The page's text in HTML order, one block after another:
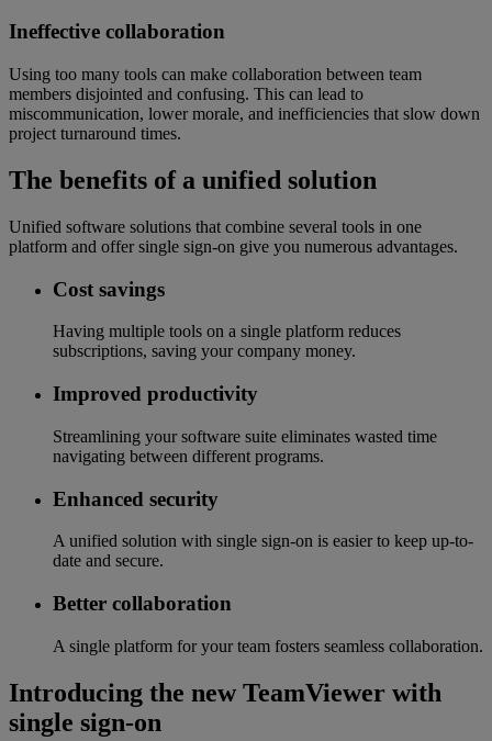
Ineffective collaboration
Using too many tools can make collaboration between team
members disjointed and confusing. This can lead to
miscommunication, lower morale, and inefficiencies that slow down
project turnaround times.
The benefits of a unified solution
Unified software solutions that combine several tools in one
platform and offer single sign-on give you numerous advantages.
Cost savings
Having multiple tools on a single platform reduces
subscriptions, saving your company money.
Improved productivity
Streamlining your software suite eliminates wasted time
navigating between different programs.
Enhanced security
A unified solution with single sign-on is easier to keep up-to-
date and secure.
Better collaboration
A single platform for your team fosters seamless collaboration.
Introducing the new TeamViewer with
single sign-on